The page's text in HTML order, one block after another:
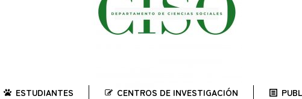
ESTUDIANTES CENTROS DE INVESTIGACIÓN